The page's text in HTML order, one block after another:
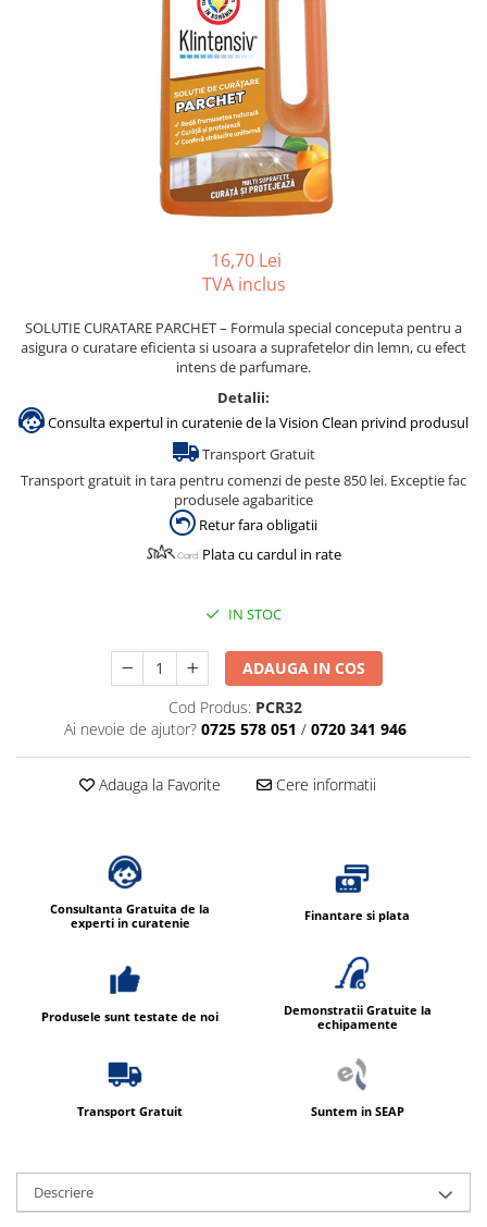
Gama de cosmetice hoteliere
Salvatore Ferragamo
Gama de cosmetice hoteliere Sense
16,70 Lei
TVA inclus
SOLUTIE CURATARE PARCHET – Formula special conceputa pentru a
asigura o curatare eficienta si usoara a suprafetelor din lemn, cu efect
intens de parfumare.
Detalii:
Consulta expertul in curatenie de la Vision Clean privind produsul
Transport Gratuit
Transport gratuit in tara pentru comenzi de peste 850 lei. Exceptie fac
produsele agabaritice
Retur fara obligatii
Plata cu cardul in rate
IN STOC
ADAUGA IN COS
Cod Produs: PCR32
Ai nevoie de ajutor? 0725 578 051 / 0720 341 946
Adauga la Favorite Cere informatii
Consultanta Gratuita de la
experti in curatenie
Finantare si plata
Produsele sunt testate de noi
Demonstratii Gratuite la
echipamente
Transport Gratuit Suntem in SEAP
Descriere